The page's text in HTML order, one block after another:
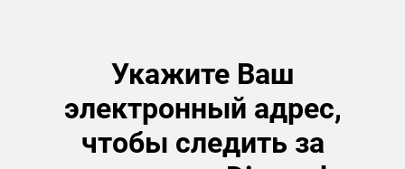
Укажите Ваш
электронный адрес,
чтобы следить за